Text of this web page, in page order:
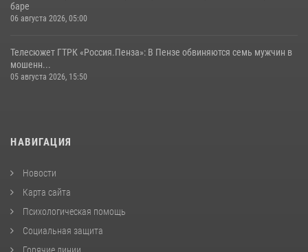
баре
06 августа 2026, 05:00
Телесюжет ГТРК «Россия.Пенза»: В Пензе обвиняются семь мужчин в
мошенн...
05 августа 2026, 15:50
НАВИГАЦИЯ
Новости
Карта сайта
Психологическая помощь
Социальная защита